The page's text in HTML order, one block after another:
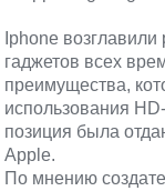
Iphone
гаджетов всех
преимущества,
использования
позиция была
Apple.
По мнению